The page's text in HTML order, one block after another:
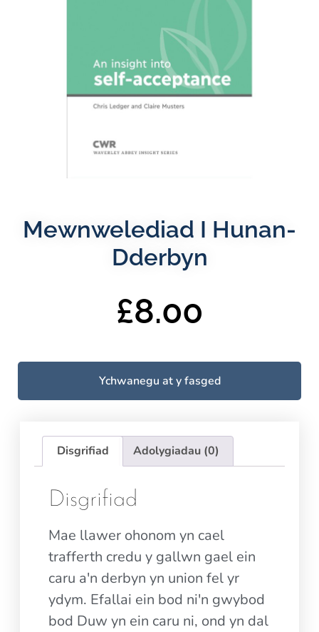
Mewnwelediad I Hunan-
Dderbyn
£8.00
Ychwanegu at y fasged
Disgrifiad Adolygiadau (0)
Disgrifiad
Mae llawer ohonom yn cael
trafferth credu y gallwn gael ein
caru a'n derbyn yn union fel yr
ydym. Efallai ein bod ni'n gwybod
bod Duw yn ein caru ni, ond yn dal